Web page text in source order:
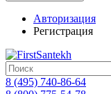
Авторизация
Регистрация
8 (495) 740-86-64